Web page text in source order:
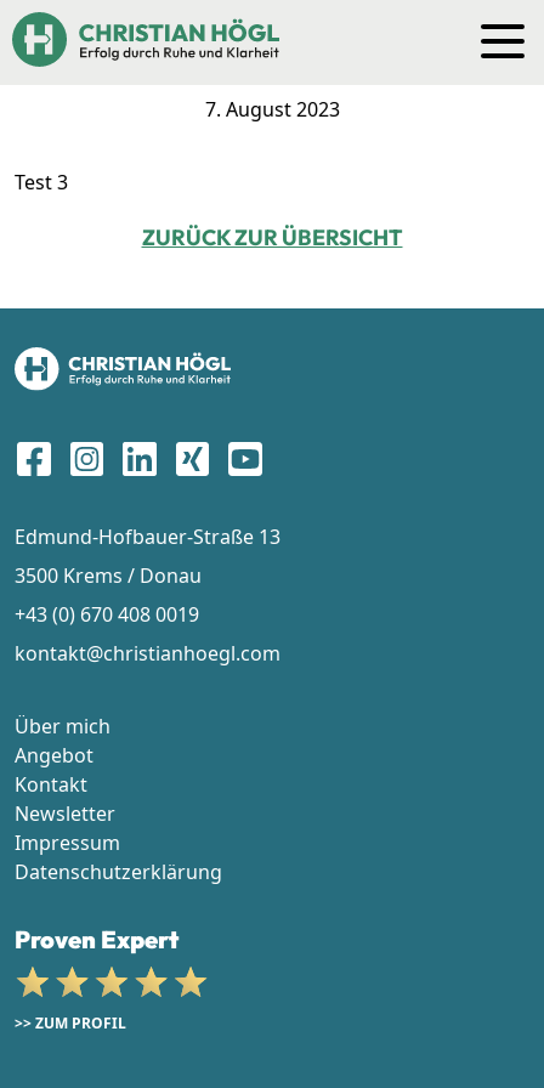
Test 3
7. August 2023
Test 3
ZURÜCK ZUR ÜBERSICHT
Edmund-Hofbauer-Straße 13
3500 Krems / Donau
+43 (0) 670 408 0019
kontakt@christianhoegl.com
Über mich
Angebot
Kontakt
Newsletter
Impressum
Datenschutzerklärung
Proven Expert
>> ZUM PROFIL